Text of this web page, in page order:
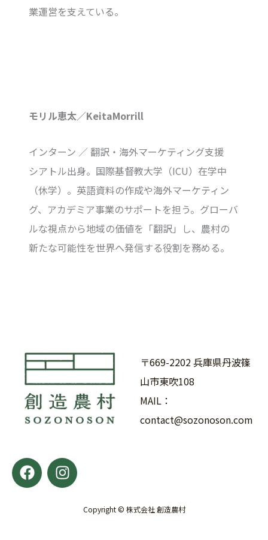
業運営を支えている。
モリル恵太／KeitaMorrill
インターン ／ 翻訳・海外マーケティング支援
シアトル出身。国際基督教大学（ICU）在学中
（休学）。英語資料の作成や海外マーケティン
グ、アカデミア事業のサポートを担う。グローバ
ルな視点から地域の価値を「翻訳」し、農村の
新たな可能性を世界へ発信する役割を務める。
〒669-2202 兵庫県丹波篠
山市東吹108
MAIL：
contact@sozonoson.com
F
a
c
I
n
s
Copyright © 株式会社 創造農村